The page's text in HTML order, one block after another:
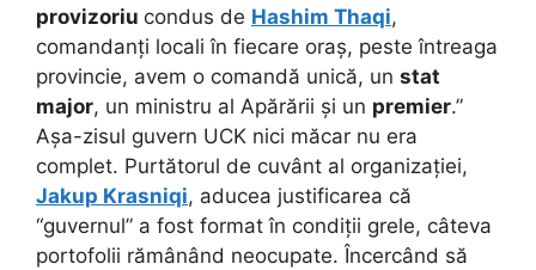
provizoriu condus de Hashim Thaqi,
comandanți locali în fiecare oraș, peste întreaga
provincie, avem o comandă unică, un stat
major, un ministru al Apărării și un premier.”
Așa-zisul guvern UCK nici măcar nu era
complet. Purtătorul de cuvânt al organizației,
Jakup Krasniqi, aducea justificarea că
“guvernul” a fost format în condiții grele, câteva
portofolii rămânând neocupate. Încercând să